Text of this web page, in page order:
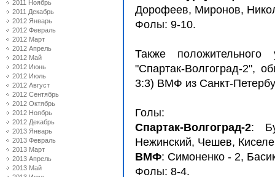
2011 Ноябрь
2011 Декабрь
2012 Январь
2012 Февраль
2012 Март
2012 Апрель
2012 Май
2012 Июнь
2012 Июль
2012 Август
2012 Сентябрь
2012 Октябрь
2012 Ноябрь
2012 Декабрь
2013 Январь
2013 Февраль
2013 Март
2013 Апрель
2013 Май
Дорофеев, Миронов,
Фолы: 9-10.
Также
"Спартак-Волгоград-2",
3:3) ВМФ из Санкт-
Голы:
Спартак-Волгоград-2:
Нежинский, Чешев,
ВМФ: Симоненко - 2,
Фолы: 8-4.